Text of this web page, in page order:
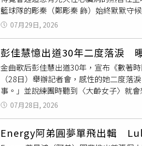
新說唱》中展露頭角的ICE楊長青，這
希望透過這首歌傳遞自己想贏的決心，
同的風格，這次將展現2018年風格。
這首歌的創作故事：「寫這首歌的時候
找公司要買，算是當時比較煎熬的一段
籃球隊的彫秦（鄭彫秦 飾）始終默默守
應彫秦的深情，成為最大看點。本劇由
戲與情緒考驗，
整一個月的拍攝非常考驗體力與專注力
大結局堆疊出深刻的療癒力量。鈞嘉最
07月29日, 2026
彭佳慧憶出道30年二度落淚
金曲歌后彭佳慧出道30年，宣布《數著
（28日）舉辦記者會，感性的她二度落
事。」並說練團時聽到〈大齡女子〉就會
就是音樂最大的魔力。」彭佳慧想起30
表示：「要顧前顧後，要帶小孩、要做
材的維持，太多事情要做了，擔心沒有
喪，華麗的轉身可能是滿好的狀態，退
07月28日, 2026
Energy阿弟圓夢單飛出輯